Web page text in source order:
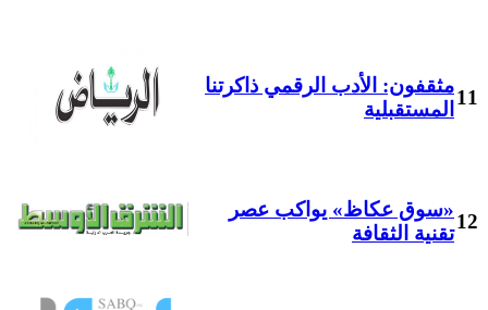
11
مثقفون: الأدب الرقمي ذاكرتنا
المستقبلية
12
«سوق عكاظ» يواكب عصر
تقنية الثقافة